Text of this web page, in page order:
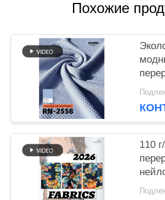
PRIVACY
POLICY
Похожие
110